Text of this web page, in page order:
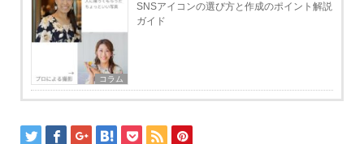
コラム
SNSアイコンの選び方と作成のポイント解説
ガイド